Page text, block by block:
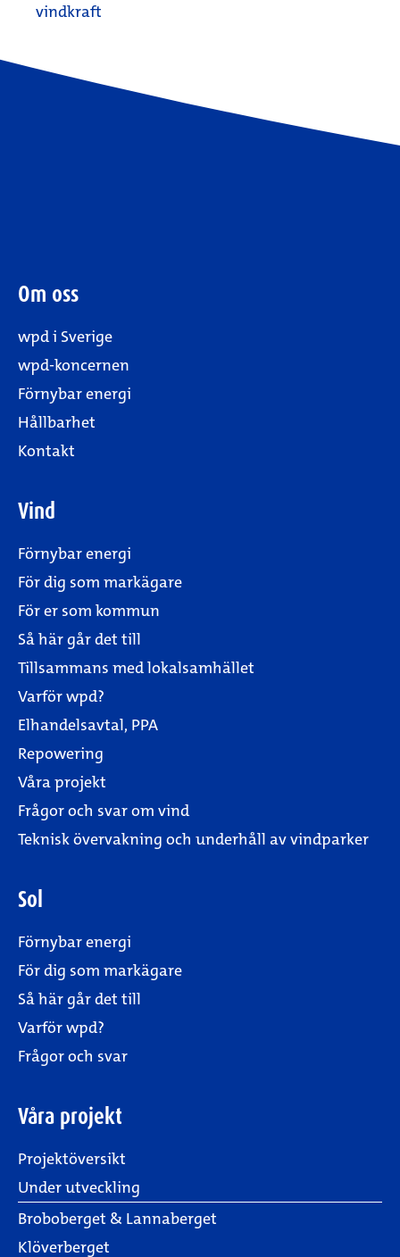
vindkraft
Om oss
wpd i Sverige
wpd-koncernen
Förnybar energi
Hållbarhet
Kontakt
Vind
Förnybar energi
För dig som markägare
För er som kommun
Så här går det till
Tillsammans med lokalsamhället
Varför wpd?
Elhandelsavtal, PPA
Repowering
Våra projekt
Frågor och svar om vind
Teknisk övervakning och underhåll av vindparker
Sol
Förnybar energi
För dig som markägare
Så här går det till
Varför wpd?
Frågor och svar
Våra projekt
Projektöversikt
Under utveckling
Broboberget & Lannaberget
Klöverberget